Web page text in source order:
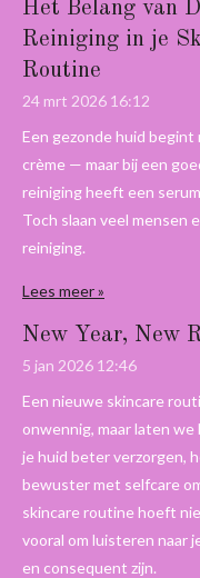
Het Belang van
Reiniging in je
Routine
24 mrt 2026 16:12
Een gezonde huid
crème — maar bij een
reiniging heeft een
Toch slaan veel mensen
reiniging.
Lees meer »
New Year, New
5 jan 2026 12:46
Een nieuwe skincare
onwennig, maar laten
je huid beter verzorgen,
bewuster met selfcare
skincare routine hoeft
vooral om luisteren naar
en consequent zijn.